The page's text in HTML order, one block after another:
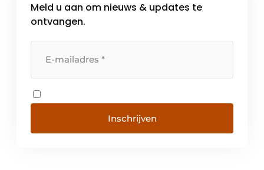
Meld u aan om nieuws & updates te
ontvangen.
Inschrijven